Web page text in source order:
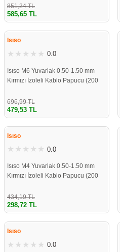
851,24 TL
585,65 TL
%31
Isıso
0.0
Isıso M6 Yuvarlak 0.50-1.50 mm
Kırmızı İzoleli Kablo Papucu (200
696,99 TL
479,53 TL
%31
Isıso
0.0
Isıso M4 Yuvarlak 0.50-1.50 mm
Kırmızı İzoleli Kablo Papucu (200
434,19 TL
298,72 TL
%31
Isıso
0.0